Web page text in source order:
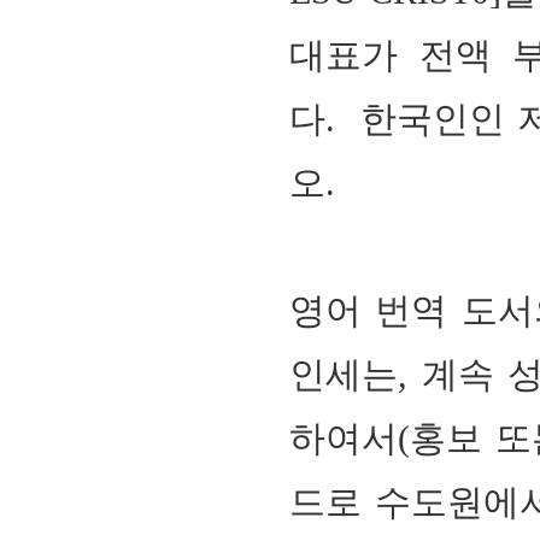
대표가 전액
다. 한국인인
오.
영어 번역 도
인세는, 계속
하여서(홍보
드로 수도원에